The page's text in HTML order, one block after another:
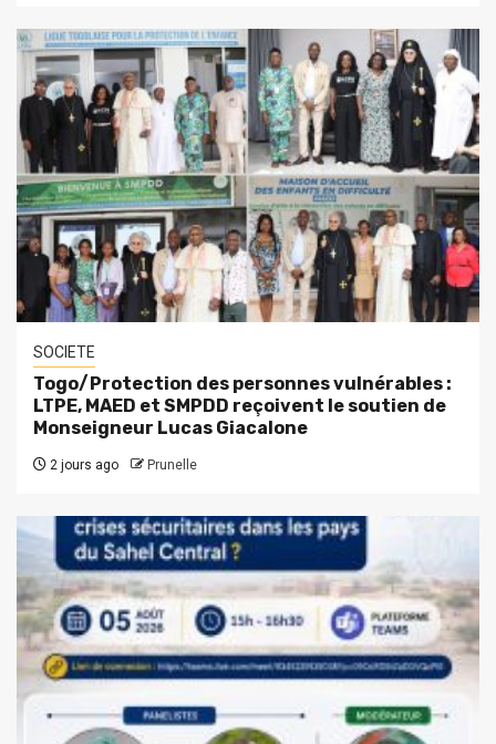
SOCIETE
Togo/Protection des personnes vulnérables :
LTPE, MAED et SMPDD reçoivent le soutien de
Monseigneur Lucas Giacalone
2 jours ago Prunelle